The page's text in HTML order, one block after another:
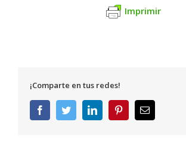
Imprimir
¡Comparte en tus redes!
FacebookTwitterLinkedInPinterestCorreo
electrónico